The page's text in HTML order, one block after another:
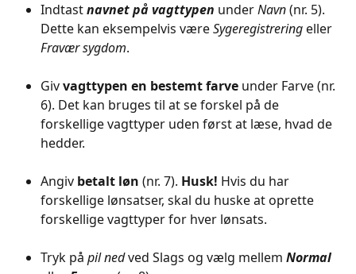
Indtast navnet på vagttypen under Navn (nr. 5).
Dette kan eksempelvis være Sygeregistrering eller
Fravær sygdom.
Giv vagttypen en bestemtfarve under Farve (nr.
6). Det kan bruges til at se forskel på de
forskellige vagttyper uden først at læse, hvad de
hedder.
Angiv betalt løn (nr. 7). Husk! Hvis du har
forskellige lønsatser, skal du huske at oprette
forskellige vagttyper for hver lønsats.
Tryk på pil ned ved Slags og vælg mellem Normal